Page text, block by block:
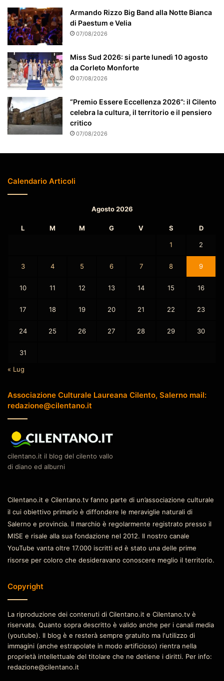
t
e
n
z
i
o
n
a
t
o
Armando Rizzo Big Band alla Notte Bianca
di Paestum e Velia
07/08/2026
Miss Sud 2026: si parte lunedì 10 agosto
da Corleto Monforte
07/08/2026
“Premio Essere Eccellenza 2026”: il Cilento
celebra la cultura, il territorio e il pensiero
critico
07/08/2026
Calendario Articoli
Agosto 2026
L M M G V S D
1 2
3 4 5 6 7 8 9
10 11 12 13 14 15 16
17 18 19 20 21 22 23
24 25 26 27 28 29 30
31
« Lug
Associazione Culturale Laureana Cilento, Salerno mail:
redazione@cilentano.it
cilentano.it il blog del cilento vallo
di diano ed alburni
Cilentano.it e Cilentano.tv fanno parte di un’associazione culturale
il cui obiettivo primario è diffondere le meraviglie naturali di
Salerno e provincia. Il marchio è regolarmente registrato presso il
MISE e risale alla sua fondazione nel 2012. Il nostro canale
YouTube vanta oltre 17.000 iscritti ed è stato una delle prime
risorse per coloro che desideravano conoscere meglio il territorio.
Copyright
La riproduzione dei contenuti di Cilentano.it e Cilentano.tv è
riservata. Quanto sopra descritto è valido anche per i canali media
(youtube). Il blog è e resterà sempre gratuito ma l'utilizzo di
immagini (anche estrapolate in modo artificioso) rientra nella
proprietà intellettuale del titolare che ne detiene i diritti. Per info:
redazione@cilentano.it